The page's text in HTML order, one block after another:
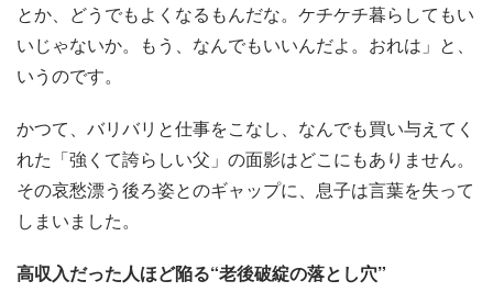
とか、どうでもよくなるもんだな。ケチケチ暮らしてもい
いじゃないか。もう、なんでもいいんだよ。おれは」と、
いうのです。
かつて、バリバリと仕事をこなし、なんでも買い与えてく
れた「強くて誇らしい父」の面影はどこにもありません。
その哀愁漂う後ろ姿とのギャップに、息子は言葉を失って
しまいました。
高収入だった人ほど陥る“老後破綻の落とし穴”